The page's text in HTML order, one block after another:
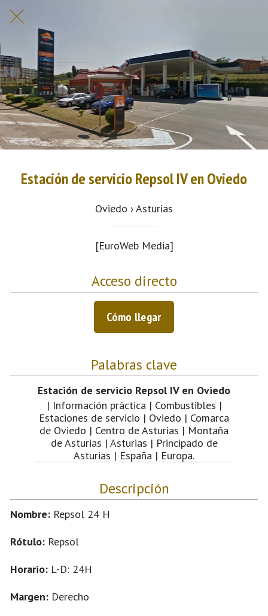
Estación de servicio Repsol IV en Oviedo
Oviedo › Asturias
[EuroWeb Media]
Acceso directo
Cómo llegar
Palabras clave
Estación de servicio Repsol IV en Oviedo
| Información práctica | Combustibles |
Estaciones de servicio | Oviedo | Comarca
de Oviedo | Centro de Asturias | Montaña
de Asturias | Asturias | Principado de
Asturias | España | Europa.
Descripción
Nombre: Repsol 24 H
Rótulo: Repsol
Horario: L-D: 24H
Margen: Derecho